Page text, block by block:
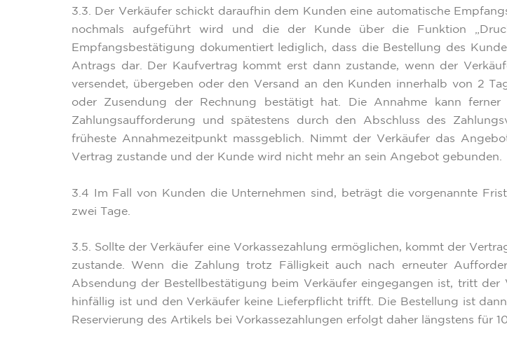
3.3. Der Verkäufer schickt daraufhin dem Kunden eine automatische
nochmals aufgeführt wird und die der Kunde über die Funktion
Empfangsbestätigung dokumentiert lediglich, dass die Bestellung des
Antrags dar. Der Kaufvertrag kommt erst dann zustande, wenn der
versendet, übergeben oder den Versand an den Kunden innerhalb von 2
oder Zusendung der Rechnung bestätigt hat. Die Annahme kann
Zahlungsaufforderung und spätestens durch den Abschluss des
früheste Annahmezeitpunkt massgeblich. Nimmt der Verkäufer das
Vertrag zustande und der Kunde wird nicht mehr an sein Angebot gebunden.
3.4 Im Fall von Kunden die Unternehmen sind, beträgt die vorgenannte
zwei Tage.
3.5. Sollte der Verkäufer eine Vorkassezahlung ermöglichen, kommt der
zustande. Wenn die Zahlung trotz Fälligkeit auch nach erneuter
Absendung der Bestellbestätigung beim Verkäufer eingegangen ist, tritt
hinfällig ist und den Verkäufer keine Lieferpflicht trifft. Die Bestellung ist
Reservierung des Artikels bei Vorkassezahlungen erfolgt daher längstens für